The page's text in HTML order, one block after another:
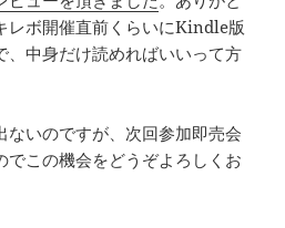
レボ開催直前くらいにKindle版
、中身だけ読めればいいって方
ないのですが、次回参加即売会
でこの機会をどうぞよろしくお